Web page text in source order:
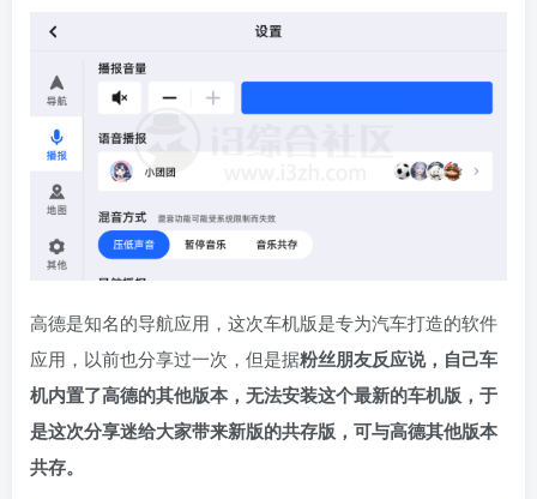
高德是知名的导航应用，这次车机版是专为汽车打造的软件
应用，以前也分享过一次，但是据粉丝朋友反应说，自己车
机内置了高德的其他版本，无法安装这个最新的车机版，于
是这次分享迷给大家带来新版的共存版，可与高德其他版本
共存。